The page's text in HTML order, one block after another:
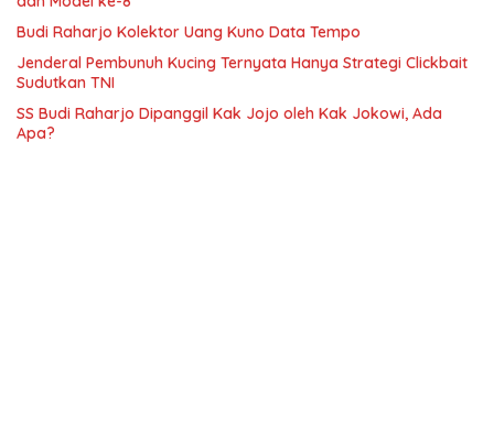
Budi Raharjo Kolektor Uang Kuno Data Tempo
Jenderal Pembunuh Kucing Ternyata Hanya Strategi Clickbait
Sudutkan TNI
SS Budi Raharjo Dipanggil Kak Jojo oleh Kak Jokowi, Ada
Apa?